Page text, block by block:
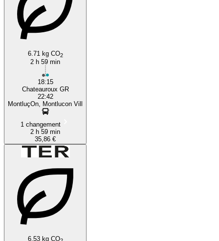
6.71 kg CO2
2 h 59 min
18:15
Chateauroux GR
22:42
MontluçOn, Montlucon Vill
1 changement
2 h 59 min
35,86 €
6.53 kg CO